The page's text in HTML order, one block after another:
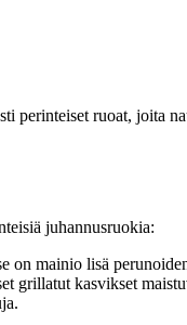
perinteiset ruoat, joita
juhannusruokia:
on mainio lisä
grillatut kasvikset